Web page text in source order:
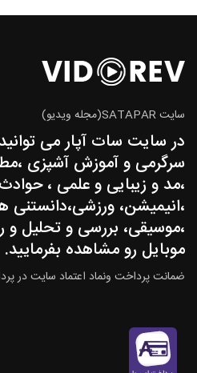
سایت SATAPAR(مجله ویدیو)
در سایت سات آپار می
سرگرمی و آموزش آشپزی
،مد و زیبایی و علمی ،
،انیمیشن، ورزشی،دانستنی
،موسیقی، بررسی و تحلیل و
موبایل رو مشاهده بفرمایید.
ضمانت پرداخت ونماد اعتماد سایت در